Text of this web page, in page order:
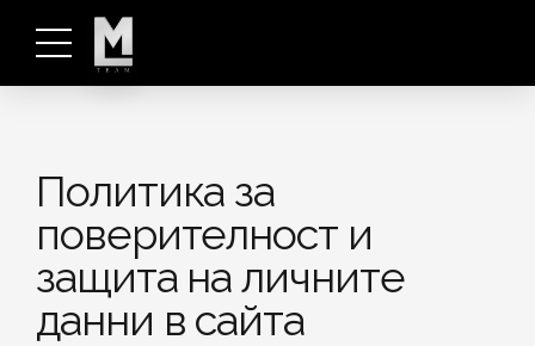
Политика за
поверителност и
защита на личните
данни в сайта